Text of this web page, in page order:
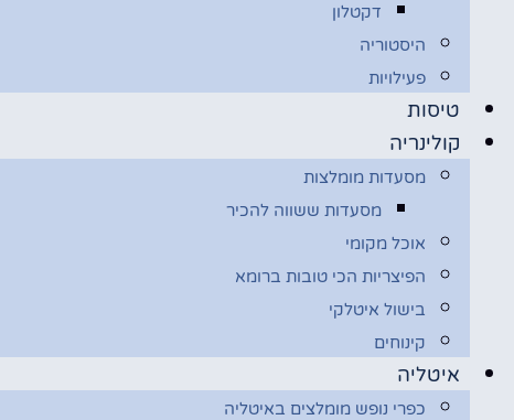
דקטלון
היסטוריה
פעילויות
טיסות
קולינריה
מסעדות מומלצות
מסעדות ששווה להכיר
אוכל מקומי
הפיצריות הכי טובות ברומא
בישול איטלקי
קינוחים
איטליה
כפרי נופש מומלצים באיטליה